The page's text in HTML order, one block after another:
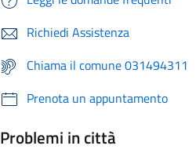
Richiedi Assistenza
Chiama il comune 031494311
Prenota un appuntamento
Problemi in città